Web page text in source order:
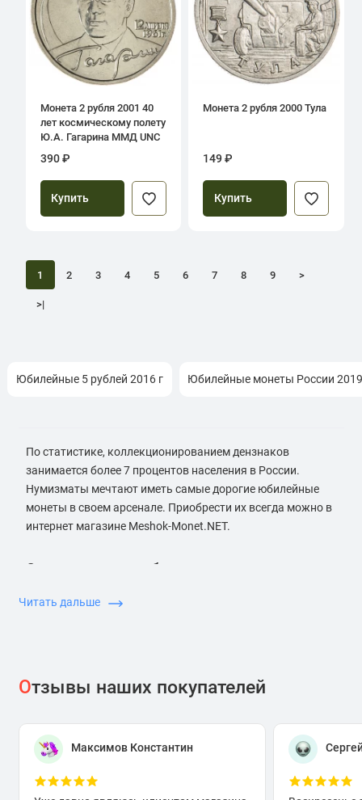
Монета 2 рубля 2001 40
лет космическому полету
Ю.А. Гагарина ММД UNC
390 ₽
Купить
Монета 2 рубля 2000 Тула
149 ₽
Купить
1 2 3 4 5 6 7 8 9 >
>|
Юбилейные 5 рублей 2016 г Юбилейные монеты России
По статистике, коллекционированием дензнаков
занимается более 7 процентов населения в России.
Нумизматы мечтают иметь самые дорогие юбилейные
монеты в своем арсенале. Приобрести их всегда можно в
интернет магазине Meshok-Monet.NET.
Стоимость двухрублевок, выпущенных в
общее пользование попало совсем немного
Каждая отчеканенная монета, начиная с 2000 года,
отражает историю современной России.
В частности, непосредственно в 2000 году были
выпущены двухрублевые дензнаки, посвященные 55-
Читать дальше
Отзывы наших покупателей
Максимов Константин